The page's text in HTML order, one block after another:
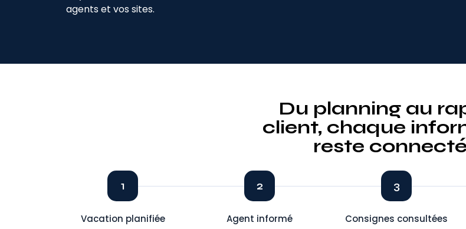
agents et vos sites.
Du planning au
client, chaque
reste
1
Vacation planifiée
2
Agent informé
3
Consignes consultées